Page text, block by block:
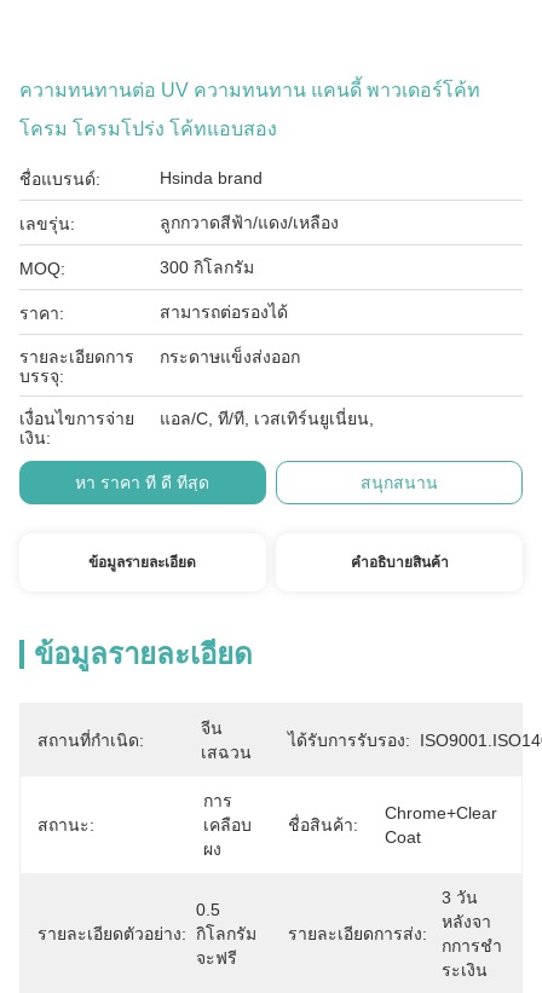
ความทนทานต่อ UV ความทนทาน แคนดี้ พาวเดอร์โค้ท
โครม โครมโปร่ง โค้ทแอบสอง
ชื่อแบรนด์: Hsinda brand
เลขรุ่น: ลูกกวาดสีฟ้า/แดง/เหลือง
MOQ: 300 กิโลกรัม
ราคา: สามารถต่อรองได้
รายละเอียดการ
บรรจุ:
กระดาษแข็งส่งออก
เงื่อนไขการจ่าย
เงิน:
แอล/C, ที/ที, เวสเทิร์นยูเนี่ยน,
หา ราคา ที่ ดี ที่สุด สนุกสนาน
ข้อมูลรายละเอียด คําอธิบายสินค้า
ข้อมูลรายละเอียด
สถานที่กำเนิด:
จีน
เสฉวน
ได้รับการรับรอง:
สถานะ:
การ
เคลือบ
ผง
ชื่อสินค้า:
Chrome+Clear
Coat
รายละเอียดตัวอย่าง:
0.5
กิโลกรัม
จะฟรี
รายละเอียดการส่ง:
3 วัน
หลังจา
กการชํา
ระเงิน